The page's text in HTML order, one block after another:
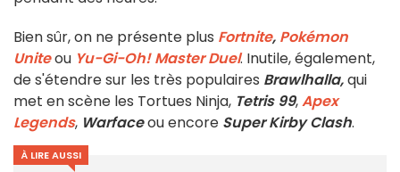
Bien sûr, on ne présente plus Fortnite, Pokémon
Uniteou Yu-Gi-Oh! Master Duel. Inutile, également,
de s'étendre sur les très populaires Brawlhalla,qui
met en scène les Tortues Ninja, Tetris 99,Apex
Legends, Warfaceou encore Super Kirby Clash.
À LIRE AUSSI